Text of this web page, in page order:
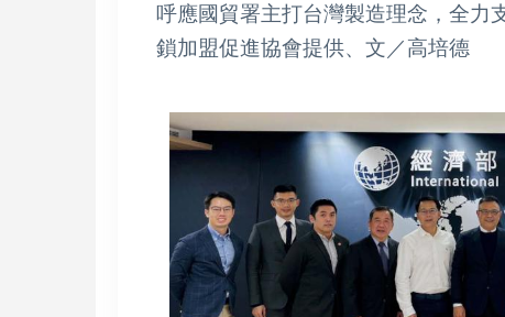
呼應國貿署主打台灣製造理念，全力
鎖加盟促進協會提供、文／高培德